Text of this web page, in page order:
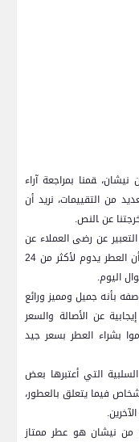
‍قمنا بمراجعة آراء
⁢من التقييمات، نريد أن
عن ‍النص.
عن رضى العملاء عن
أداء العطر​ وثباته الرائع، حيث أكد العديد منهم أن⁤ العطر⁣ يدوم لأكثر من 24
اليوم.
بأنه جميل ومميز ورائع
عن⁤ الأصالة والسعر
بشراء العطر بسعر جيد
التي أعتبرها⁣ بعض⁣
فيما يتعلق بالعطور،
من نيشان هو عطر ممتاز